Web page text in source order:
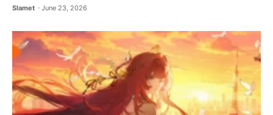
Slamet June 23, 2026